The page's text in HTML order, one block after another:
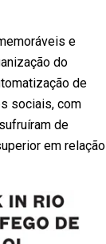
e
do
de
sociais, com
de
em relação